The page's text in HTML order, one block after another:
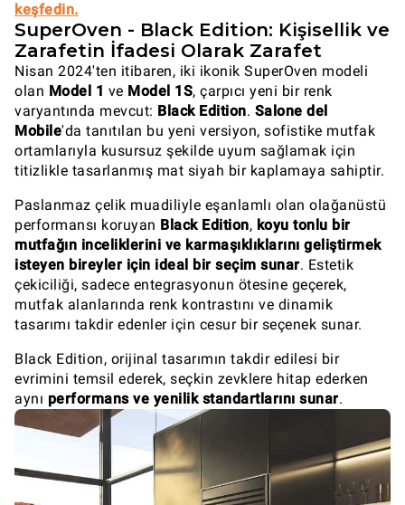
keşfedin.
SuperOven - Black Edition: Kişisellik ve
Zarafetin İfadesi Olarak Zarafet
Nisan 2024'ten itibaren, iki ikonik SuperOven modeli
olan Model 1 ve Model 1S, çarpıcı yeni bir renk
varyantında mevcut: Black Edition. Salone del
Mobile'da tanıtılan bu yeni versiyon, sofistike mutfak
ortamlarıyla kusursuz şekilde uyum sağlamak için
titizlikle tasarlanmış mat siyah bir kaplamaya sahiptir.
Paslanmaz çelik muadiliyle eşanlamlı olan olağanüstü
performansı koruyan Black Edition, koyu tonlu bir
mutfağın inceliklerini ve karmaşıklıklarını geliştirmek
isteyen bireyler için ideal bir seçim sunar. Estetik
çekiciliği, sadece entegrasyonun ötesine geçerek,
mutfak alanlarında renk kontrastını ve dinamik
tasarımı takdir edenler için cesur bir seçenek sunar.
Black Edition, orijinal tasarımın takdir edilesi bir
evrimini temsil ederek, seçkin zevklere hitap ederken
aynı performans ve yenilik standartlarını sunar.